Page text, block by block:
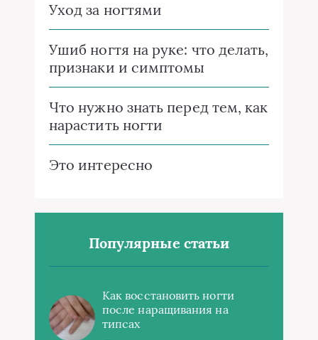
Уход за ногтями
Ушиб ногтя на руке: что делать,
признаки и симптомы
Что нужно знать перед тем, как
нарастить ногти
Это интересно
Популярные статьи
Как восстановить ногти
после наращивания на
типсах